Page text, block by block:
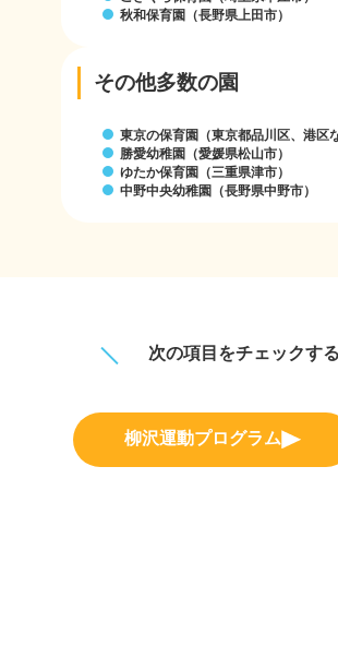
秋和保育園（長野県上田市）
その他多数の園
東京の保育園（東京都品川区、港区
勝愛幼稚園（愛媛県松山市）
ゆたか保育園（三重県津市）
中野中央幼稚園（長野県中野市）
次の項目をチェックする
柳沢運動プログラム